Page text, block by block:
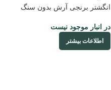
انگشتر برنجی آرش بدون سنگ
در انبار موجود نیست
اطلاعات بیشتر